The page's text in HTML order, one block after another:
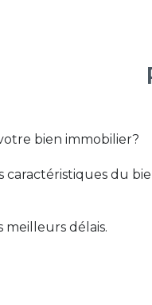
bien immobilier?
caractéristiques du
meilleurs délais.